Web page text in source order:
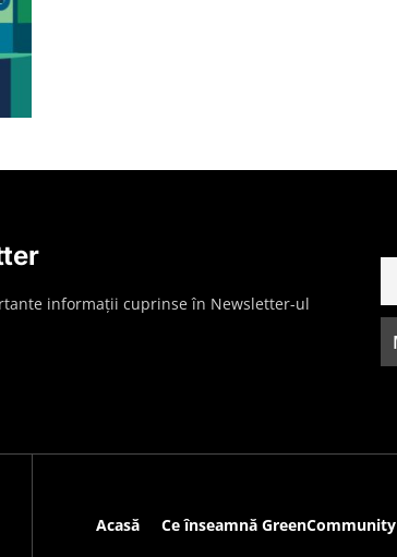
informații cuprinse în Newsletter-ul
Acasă Ce înseamnă GreenCommunity